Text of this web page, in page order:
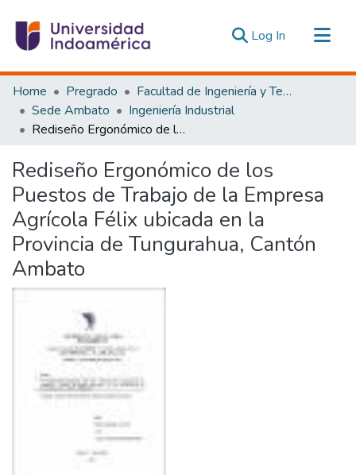
Log In (current)
Communities & Collections
All of DSpace
Statistics
Home Pregrado
Facultad de Ingeniería y Tecnologías de la Información y la Comunicación
Sede Ambato
Ingeniería Industrial
Rediseño Ergonómico de los Puestos de Trabajo de la Empresa Agrícola Félix ubicada en la Provincia de Tungurahua, Cantón Ambato
Rediseño Ergonómico de los
Puestos de Trabajo de la Empresa
Agrícola Félix ubicada en la
Provincia de Tungurahua, Cantón
Ambato